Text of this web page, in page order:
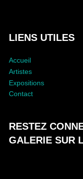
A
I
O
N
LIENS UTILES
Accueil
Artistes
Expositions
Contact
RESTEZ
GALERIE SUR